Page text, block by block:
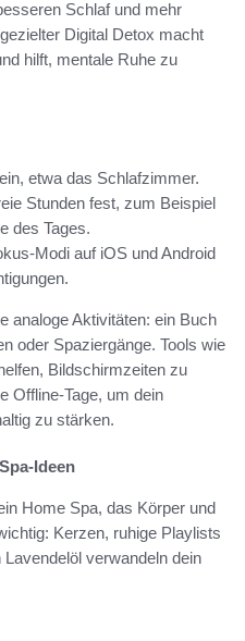
Schlaf und mehr
Digital Detox macht
hilft, mentale Ruhe zu
etwa das Schlafzimmer.
Stunden fest, zum Beispiel
des Tages.
auf iOS und Android
analoge Aktivitäten: ein Buch
oder Spaziergänge. Tools wie
Bildschirmzeiten zu
Offline‑Tage, um dein
zu stärken.
Ideen
Home Spa, das Körper und
Kerzen, ruhige Playlists
verwandeln dein